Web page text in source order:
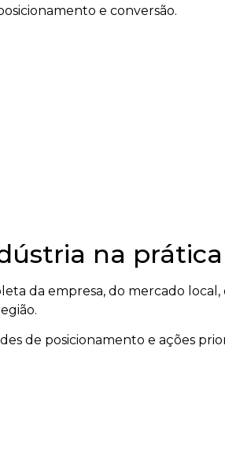
e conversão.
na prática
da empresa, do mercado
de posicionamento e ações